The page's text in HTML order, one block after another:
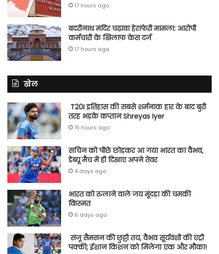
17 hours ago
बदरीनाथ मंदिर चढ़ावा हेराफेरी मामला: आरोपी
कर्मचारी के खिलाफ केस दर्ज
17 hours ago
खेल
T20I इतिहास की सबसे शर्मनाक हार के बाद बुरी
तरह भड़के कप्तान Shreyas Iyer
15 hours ago
सचिन को पीछे छोड़कर आ गया भारत का वैभव,
डेब्यू मैच में ही दिखाए अपने तेवर
4 days ago
भारत को रुलाने वाले जय मूंदड़ा की चमकी
किस्मत
6 days ago
संजू सैमसन की छुट्टी तय, वैभव सूर्यवंशी की एंट्री
पक्की; ईशान किशन को मिलेगा एक और मौका!